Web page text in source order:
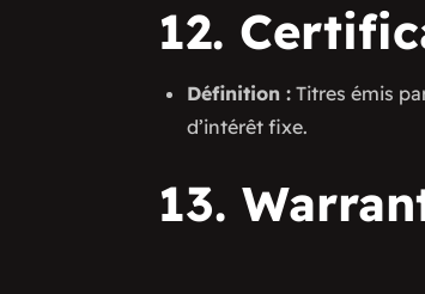
12.
Définition : Titres émis
d’intérêt fixe.
13.